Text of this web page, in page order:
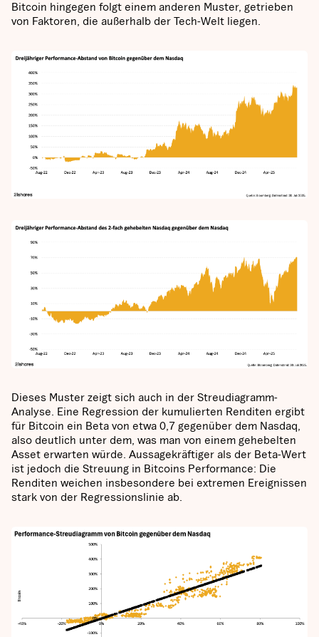
Bitcoin hingegen folgt einem anderen Muster, getrieben
von Faktoren, die außerhalb der Tech-Welt liegen.
Dieses Muster zeigt sich auch in der Streudiagramm-
Analyse. Eine Regression der kumulierten Renditen ergibt
für Bitcoin ein Beta von etwa 0,7 gegenüber dem Nasdaq,
also deutlich unter dem, was man von einem gehebelten
Asset erwarten würde. Aussagekräftiger als der Beta-Wert
ist jedoch die Streuung in Bitcoins Performance: Die
Renditen weichen insbesondere bei extremen Ereignissen
stark von der Regressionslinie ab.